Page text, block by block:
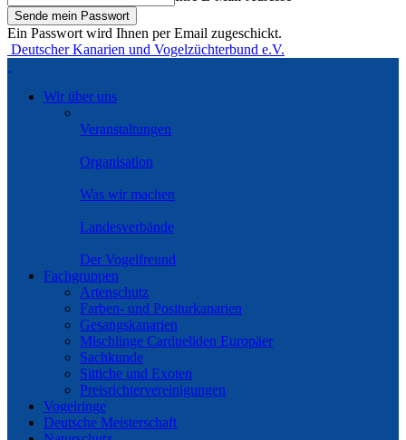
Ein Passwort wird Ihnen per Email zugeschickt.
Deutscher Kanarien und Vogelzüchterbund e.V.
Wir über uns
Veranstaltungen
Organisation
Was wir machen
Landesverbände
Der Vogelfreund
Fachgruppen
Artenschutz
Farben- und Positurkanarien
Gesangskanarien
Mischlinge Cardueliden Europäer
Sachkunde
Sittiche und Exoten
Preisrichtervereinigungen
Vogelringe
Deutsche Meisterschaft